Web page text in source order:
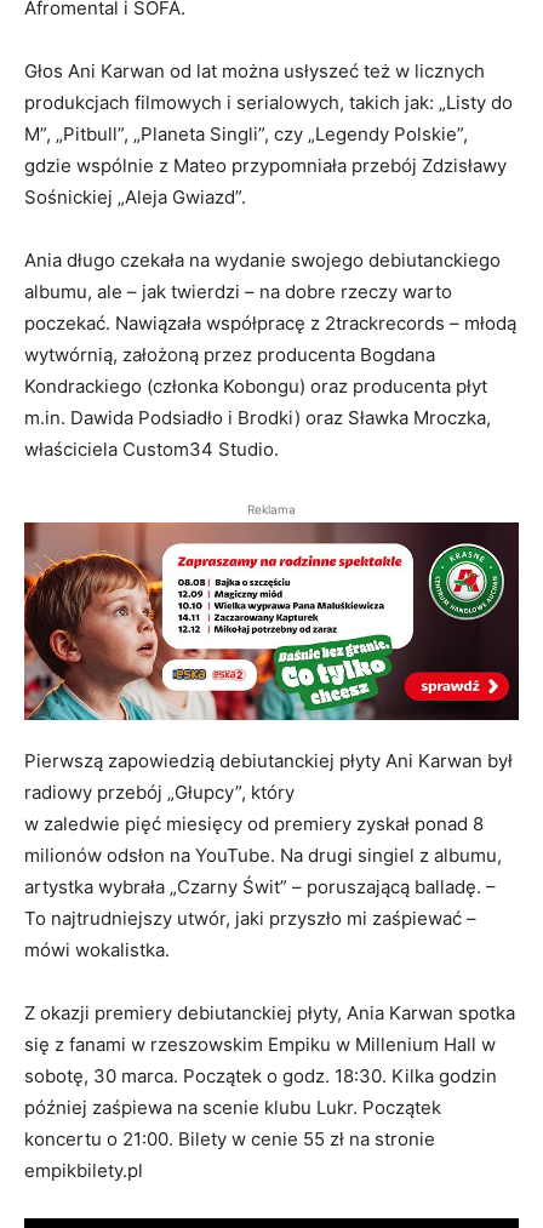
Afromental i SOFA.
Głos Ani Karwan od lat można usłyszeć też w licznych
produkcjach filmowych i serialowych, takich jak: „Listy do
M”, „Pitbull”, „Planeta Singli”, czy „Legendy Polskie”,
gdzie wspólnie z Mateo przypomniała przebój Zdzisławy
Sośnickiej „Aleja Gwiazd”.
Ania długo czekała na wydanie swojego debiutanckiego
albumu, ale – jak twierdzi – na dobre rzeczy warto
poczekać. Nawiązała współpracę z 2trackrecords – młodą
wytwórnią, założoną przez producenta Bogdana
Kondrackiego (członka Kobongu) oraz producenta płyt
m.in. Dawida Podsiadło i Brodki) oraz Sławka Mroczka,
właściciela Custom34 Studio.
Reklama
Pierwszą zapowiedzią debiutanckiej płyty Ani Karwan był
radiowy przebój „Głupcy”, który
w zaledwie pięć miesięcy od premiery zyskał ponad 8
milionów odsłon na YouTube. Na drugi singiel z albumu,
artystka wybrała „Czarny Świt” – poruszającą balladę. –
To najtrudniejszy utwór, jaki przyszło mi zaśpiewać –
mówi wokalistka.
Z okazji premiery debiutanckiej płyty, Ania Karwan spotka
się z fanami w rzeszowskim Empiku w Millenium Hall w
sobotę, 30 marca. Początek o godz. 18:30. Kilka godzin
później zaśpiewa na scenie klubu Lukr. Początek
koncertu o 21:00. Bilety w cenie 55 zł na stronie
empikbilety.pl